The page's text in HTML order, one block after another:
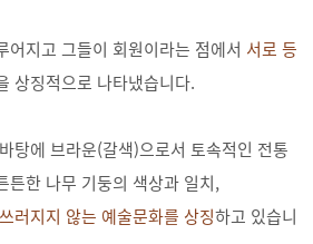
어지고 그들이 회원이라는 점에서 서로 등
상징적으로 나타냈습니다.
탕에 브라운(갈색)으로서 토속적인 전통
튼한 나무 기둥의 색상과 일치,
러지지 않는 예술문화를 상징하고 있습니